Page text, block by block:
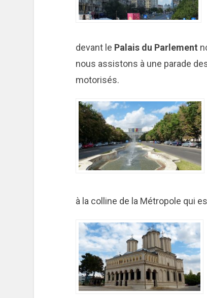
devant le Palais du Parlement
nous assistons à une parade
motorisés.
à la colline de la Métropole qui